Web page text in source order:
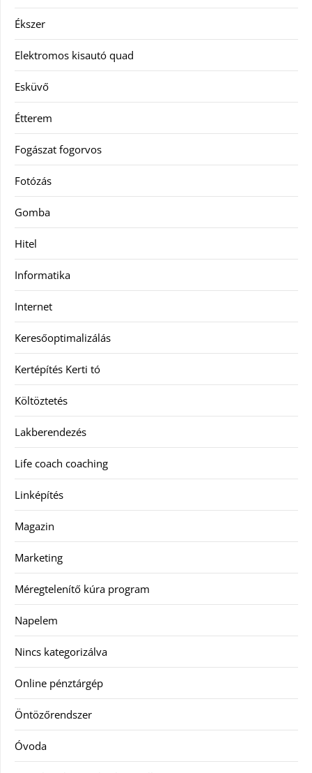
Ékszer
Elektromos kisautó quad
Esküvő
Étterem
Fogászat fogorvos
Fotózás
Gomba
Hitel
Informatika
Internet
Keresőoptimalizálás
Kertépítés Kerti tó
Költöztetés
Lakberendezés
Life coach coaching
Linképítés
Magazin
Marketing
Méregtelenítő kúra program
Napelem
Nincs kategorizálva
Online pénztárgép
Öntözőrendszer
Óvoda